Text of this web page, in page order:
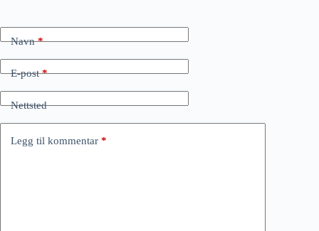
Navn*
E-post*
Nettsted
Legg til kommentar *